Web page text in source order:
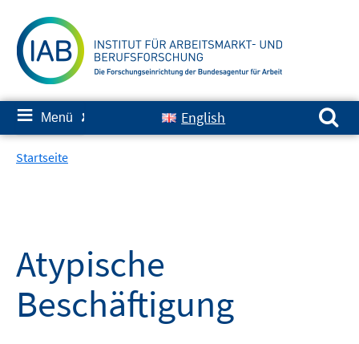
zum
Inhalt
≡ Menü ✘ English
Suchen nach:
Startseite
Atypische
Beschäftigung